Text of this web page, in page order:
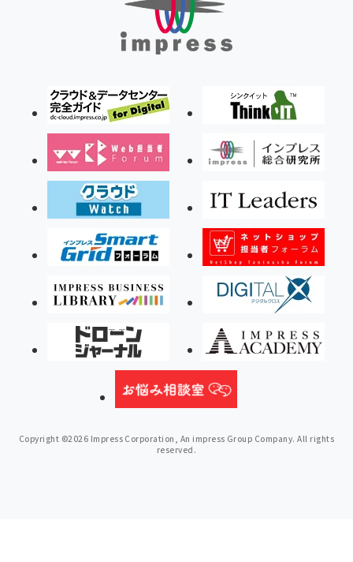
Copyright ©2026 Impress Corporation, An impress Group Company. All rights
reserved.